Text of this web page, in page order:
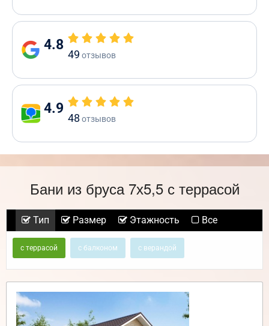
4.8
49 отзывов
4.9
48 отзывов
Бани из бруса 7х5,5 с террасой
Тип Размер Этажность Все
с террасой с балконом с верандой